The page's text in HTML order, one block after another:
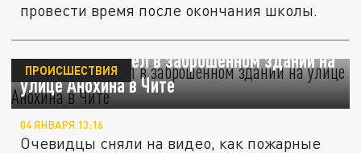
провести время после окончания школы.
Пожар произошел в заброшенном здании на
улице Анохина в Чите
ПРОИСШЕСТВИЯ
04 ЯНВАРЯ 13:16
Очевидцы сняли на видео, как пожарные